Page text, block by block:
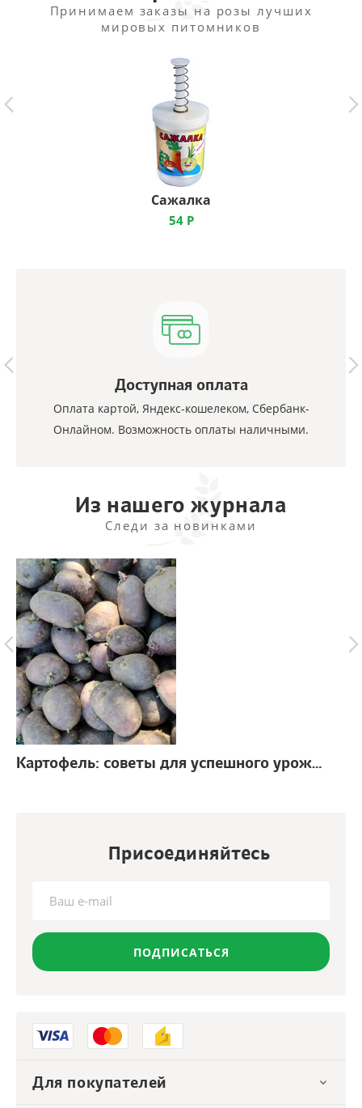
Принимаем заказы на розы лучших
мировых питомников
Сажалка
54 Р
Доступная оплата
Оплата картой, Яндекс-кошелеком, Сбербанк-
Онлайном. Возможность оплаты наличными.
Из нашего журнала
Следи за новинками
Картофель: советы для успешного урожая
Присоединяйтесь
ПОДПИСАТЬСЯ
Для покупателей